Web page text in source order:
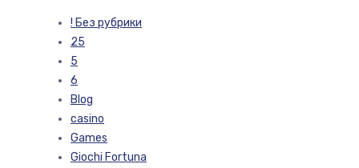
! Без рубрики
25
5
6
Blog
casino
Games
Giochi Fortuna